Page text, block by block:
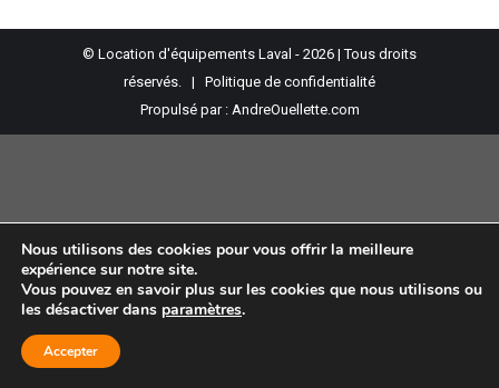
© Location d'équipements Laval - 2026 | Tous droits
réservés. | Politique de confidentialité
Propulsé par : AndreOuellette.com
Nous utilisons des cookies pour vous offrir la meilleure
expérience sur notre site.
Vous pouvez en savoir plus sur les cookies que nous utilisons ou
les désactiver dans paramètres.
Accepter